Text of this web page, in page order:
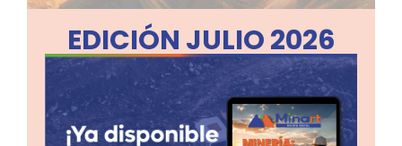
EDICIÓN JULIO 2026